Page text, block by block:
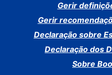
Gerir
Gerir
Declaração sobre
Declaração dos
Sobre